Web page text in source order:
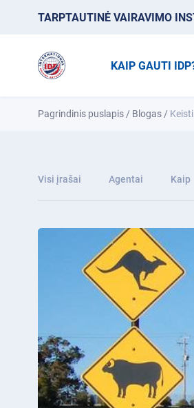
TARPTAUTINĖ VAIRAVIMO
KAIP GAUTI
Pagrindinis puslapis / Blogas /
Visi įrašai Agentai Kaip